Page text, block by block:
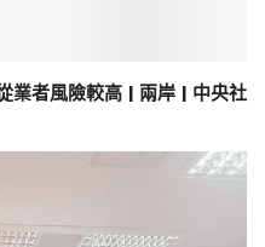
業者風險較高 | 兩岸 | 中央社